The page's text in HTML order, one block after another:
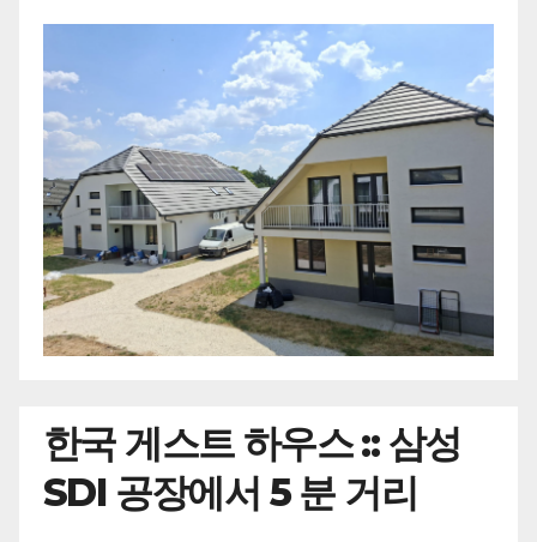
한국 게스트 하우스 :: 삼성
SDI 공장에서 5 분 거리